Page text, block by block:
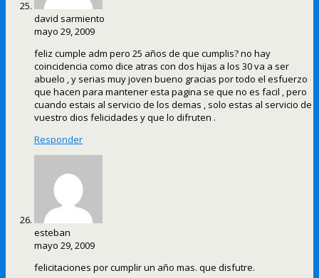
david sarmiento
mayo 29, 2009
feliz cumple adm pero 25 años de que cumplis? no hay
coincidencia como dice atras con dos hijas a los 30 va a ser
abuelo , y serias muy joven bueno gracias por todo el esfuerzo
que hacen para mantener esta pagina se que no es facil , pero
cuando estais al servicio de los demas , solo estas al servicio de
vuestro dios felicidades y que lo difruten .
Responder
esteban
mayo 29, 2009
felicitaciones por cumplir un año mas. que disfutre.